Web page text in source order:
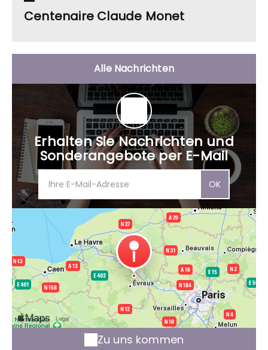
Centenaire Claude Monet
Alle Nachrichten
Erhalten Sie Nachrichten und
Sonderangebote per E-Mail
OK
Zu uns kommen